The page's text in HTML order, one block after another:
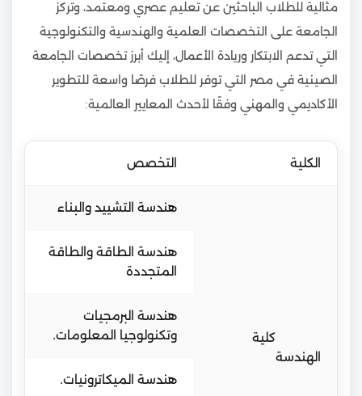
مثالية للطلاب الباحثين عن تعليم عصري ومعتمد، وتركز
الجامعة على التخصصات العلمية والهندسية والتكنولوجية
التي تدعم الابتكار وريادة الأعمال، إليك أبرز تخصصات الجامعة
الصينية في مصر التي توفر للطلاب فرصًا واسعة للتطوير
الأكاديمي والمهني وفقًا لأحدث المعايير العالمية:
الكلية التخصص
كلية
الهندسة
هندسة التشييد والبناء
هندسة الطاقة والطاقة
المتجددة
هندسة البرمجيات
وتكنولوجيا المعلومات.
هندسة الميكاترونيات.